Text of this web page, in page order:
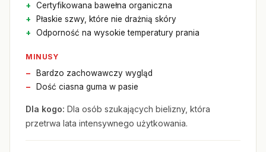
Certyfikowana bawełna organiczna
Płaskie szwy, które nie drażnią skóry
Odporność na wysokie temperatury prania
MINUSY
Bardzo zachowawczy wygląd
Dość ciasna guma w pasie
Dla kogo: Dla osób szukających bielizny, która
przetrwa lata intensywnego użytkowania.